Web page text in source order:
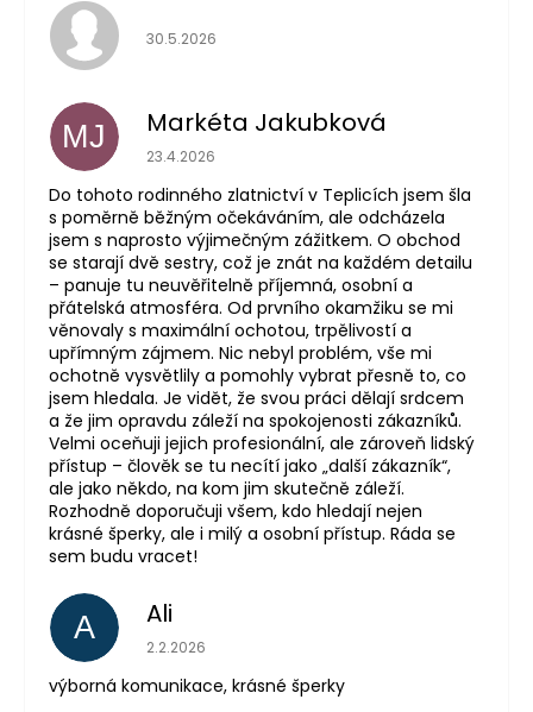
Hodnocení obchodu je 5 z 5 hvězdiček.
30.5.2026
MJ Markéta Jakubková
Hodnocení obchodu je 5 z 5 hvězdiček.
23.4.2026
Do tohoto rodinného zlatnictví v Teplicích jsem šla
s poměrně běžným očekáváním, ale odcházela
jsem s naprosto výjimečným zážitkem. O obchod
se starají dvě sestry, což je znát na každém detailu
– panuje tu neuvěřitelně příjemná, osobní a
přátelská atmosféra. Od prvního okamžiku se mi
věnovaly s maximální ochotou, trpělivostí a
upřímným zájmem. Nic nebyl problém, vše mi
ochotně vysvětlily a pomohly vybrat přesně to, co
jsem hledala. Je vidět, že svou práci dělají srdcem
a že jim opravdu záleží na spokojenosti zákazníků.
Velmi oceňuji jejich profesionální, ale zároveň lidský
přístup – člověk se tu necítí jako „další zákazník“,
ale jako někdo, na kom jim skutečně záleží.
Rozhodně doporučuji všem, kdo hledají nejen
krásné šperky, ale i milý a osobní přístup. Ráda se
sem budu vracet!
A Ali
Hodnocení obchodu je 5 z 5 hvězdiček.
2.2.2026
výborná komunikace, krásné šperky